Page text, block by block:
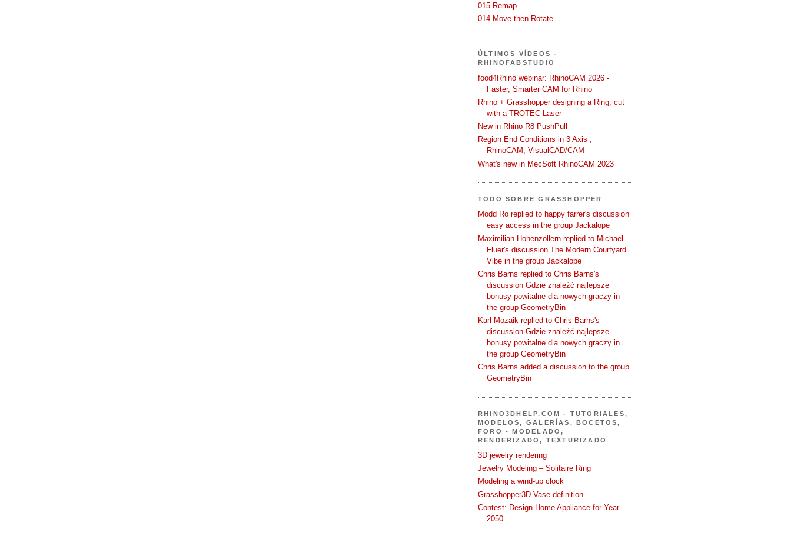
015 Remap
014 Move then Rotate
ÚLTIMOS VÍDEOS -
RHINOFABSTUDIO
food4Rhino webinar: RhinoCAM 2026 -
Faster, Smarter CAM for Rhino
Rhino + Grasshopper designing a Ring, cut
with a TROTEC Laser
New in Rhino R8 PushPull
Region End Conditions in 3 Axis ,
RhinoCAM, VisualCAD/CAM
What's new in MecSoft RhinoCAM 2023
TODO SOBRE GRASSHOPPER
Modd Ro replied to happy farrer's discussion
easy access in the group Jackalope
Maximilian Hohenzollern replied to Michael
Fluer's discussion The Modern Courtyard
Vibe in the group Jackalope
Chris Barns replied to Chris Barns's
discussion Gdzie znaleźć najlepsze
bonusy powitalne dla nowych graczy in
the group GeometryBin
Karl Mozaik replied to Chris Barns's
discussion Gdzie znaleźć najlepsze
bonusy powitalne dla nowych graczy in
the group GeometryBin
Chris Barns added a discussion to the group
GeometryBin
RHINO3DHELP.COM - TUTORIALES,
MODELOS, GALERÍAS, BOCETOS,
FORO - MODELADO,
RENDERIZADO, TEXTURIZADO
3D jewelry rendering
Jewelry Modeling – Solitaire Ring
Modeling a wind-up clock
Grasshopper3D Vase definition
Contest: Design Home Appliance for Year
2050.